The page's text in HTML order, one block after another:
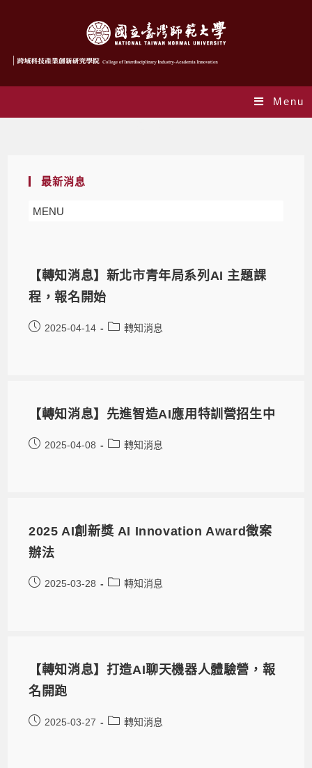
Menu
最新消息
MENU
【轉知消息】新北市青年局系列AI 主題課
程，報名開始
2025-04-14 轉知消息
【轉知消息】先進智造AI應用特訓營招生中
2025-04-08 轉知消息
2025 AI創新獎 AI Innovation Award徵案
辦法
2025-03-28 轉知消息
【轉知消息】打造AI聊天機器人體驗營，報
名開跑
2025-03-27 轉知消息